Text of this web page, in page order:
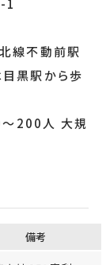
1
線不動前駅
黒駅から歩
200人 大規
備考